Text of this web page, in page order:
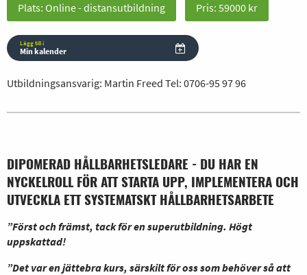
Plats: Online - distansutbildning Pris: 59000 kr
Lägg till i
Min kalender
Utbildningsansvarig: Martin Freed Tel: 0706-95 97 96
DIPOMERAD HÅLLBARHETSLEDARE - DU HAR EN
NYCKELROLL FÖR ATT STARTA UPP, IMPLEMENTERA OCH
UTVECKLA ETT SYSTEMATSKT HÅLLBARHETSARBETE
”Först och främst, tack för en superutbildning. Högt
uppskattad!
”Det var en jättebra kurs, särskilt för oss som behöver så att